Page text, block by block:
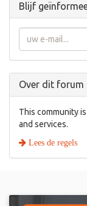
Blijf
Over dit forum
This community
and services.
Lees de regels